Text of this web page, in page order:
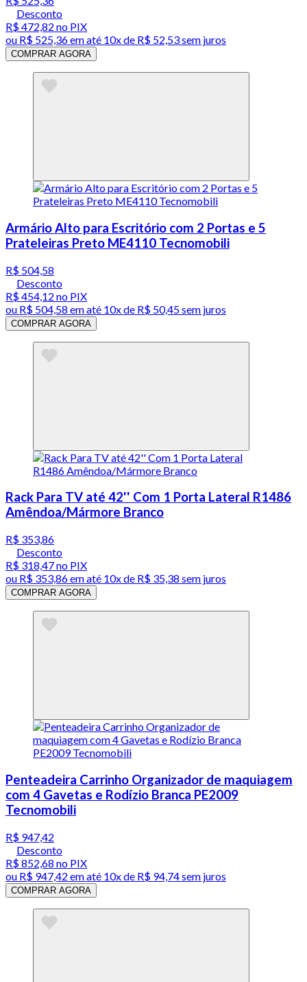
Desconto
R$ 472,82 no PIX
ou R$ 525,36em até 10x de R$ 52,53 sem juros
COMPRAR AGORA
Armário Alto para Escritório com 2 Portas e 5
Prateleiras Preto ME4110 Tecnomobili
R$ 504,58
Desconto
R$ 454,12 no PIX
ou R$ 504,58 em até 10x de R$ 50,45 sem juros
COMPRAR AGORA
Rack Para TV até 42'' Com 1 Porta Lateral R1486
Amêndoa/Mármore Branco
R$ 353,86
Desconto
R$ 318,47no PIX
ou R$ 353,86em até 10x de R$ 35,38 sem juros
COMPRAR AGORA
Penteadeira Carrinho Organizador de maquiagem
com 4 Gavetas e Rodízio Branca PE2009
Tecnomobili
R$ 947,42
Desconto
R$ 852,68 no PIX
ou R$ 947,42 em até 10x de R$ 94,74 sem juros
COMPRAR AGORA